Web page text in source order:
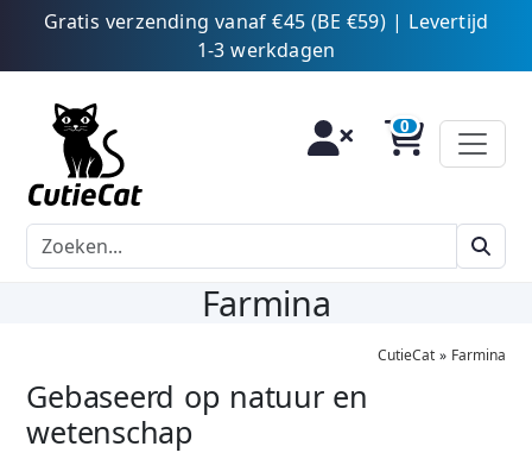
Gratis verzending vanaf €45 (BE €59) | Levertijd
1-3 werkdagen
Farmina
CutieCat» Farmina
Gebaseerd op natuur en
wetenschap